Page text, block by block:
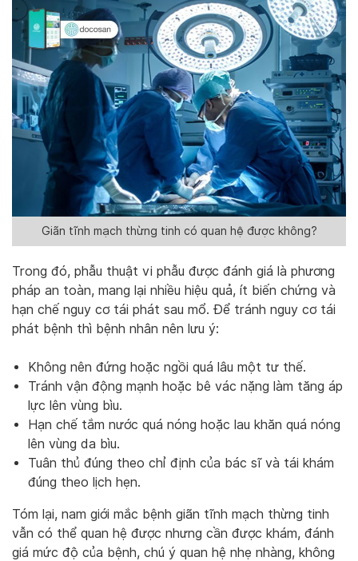
Giãn tĩnh mạch thừng tinh có quan hệ được không?
Trong đó, phẫu thuật vi phẫu được đánh giá là phương
pháp an toàn, mang lại nhiều hiệu quả, ít biến chứng và
hạn chế nguy cơ tái phát sau mổ. Để tránh nguy cơ tái
phát bệnh thì bệnh nhân nên lưu ý:
Không nên đứng hoặc ngồi quá lâu một tư thế.
Tránh vận động mạnh hoặc bê vác nặng làm tăng áp
lực lên vùng bìu.
Hạn chế tắm nước quá nóng hoặc lau khăn quá nóng
lên vùng da bìu.
Tuân thủ đúng theo chỉ định của bác sĩ và tái khám
đúng theo lịch hẹn.
Tóm lại, nam giới mắc bệnh giãn tĩnh mạch thừng tinh
vẫn có thể quan hệ được nhưng cần được khám, đánh
giá mức độ của bệnh, chú ý quan hệ nhẹ nhàng, không